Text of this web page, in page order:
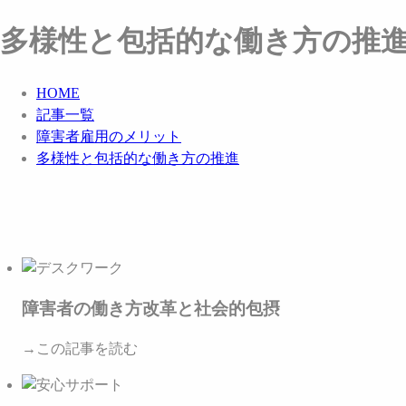
多様性と包括的な働き方の推
HOME
記事一覧
障害者雇用のメリット
多様性と包括的な働き方の推進
障害者の働き方改革と社会的包摂
→この記事を読む